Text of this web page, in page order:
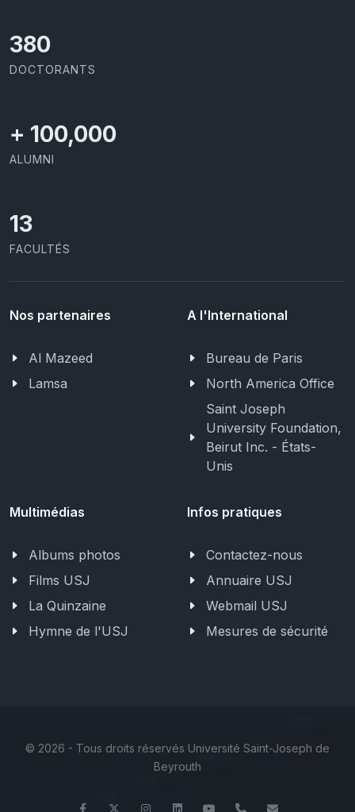
403
DOCTORANTS
+ 100,000
ALUMNI
13
FACULTÉS
Nos partenaires
Al Mazeed
Lamsa
A l'International
Bureau de Paris
North America Office
Saint Joseph
University Foundation,
Beirut Inc. - États-
Unis
Multimédias
Albums photos
Films USJ
La Quinzaine
Hymne de l'USJ
Infos pratiques
Contactez-nous
Annuaire USJ
Webmail USJ
Mesures de sécurité
© 2026 - Tous droits réservés Université Saint-Joseph de
Beyrouth
FacebookTwitter InstagramLinkedInYouTube+961 (1) 421 581